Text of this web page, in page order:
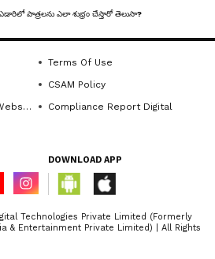
కెమికల్స్ లేకుండా ఇలా గిన్నెలు
కూడా పాడవకుండా ఎంతో
కొరతను అధిగమించడానికి ప్రకృతి
ఎలా వాడుకోవాలో చెప్పడానికి
శైలి ఒక గొప్ప ఉదాహరణగా
దీనికి సబంధించిన వీడియో ఒకటి
Terms Of Use
CSAM Policy
Compliance Report Digital
DOWNLOAD APP
Technologies Private Limited (Formerly
& Entertainment Private Limited) | All Rights